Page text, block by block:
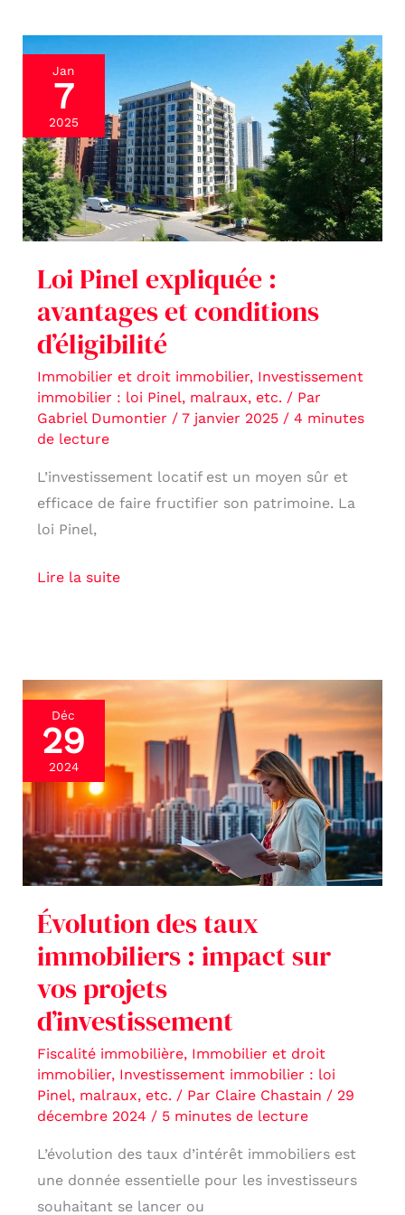
Jan
7
2025
Loi Pinel expliquée :
avantages et conditions
d’éligibilité
Immobilier et droit immobilier, Investissement
immobilier : loi Pinel, malraux, etc. / Par
Gabriel Dumontier / 7 janvier 2025 / 4 minutes
de lecture
L’investissement locatif est un moyen sûr et
efficace de faire fructifier son patrimoine. La
loi Pinel,
Loi
Pinel
expliquée
:
avantages
et
conditions
Lire la suite
Déc
29
2024
Évolution des taux
immobiliers : impact sur
vos projets
d’investissement
Fiscalité immobilière, Immobilier et droit
immobilier, Investissement immobilier : loi
Pinel, malraux, etc. / Par Claire Chastain / 29
décembre 2024 / 5 minutes de lecture
L’évolution des taux d’intérêt immobiliers est
une donnée essentielle pour les investisseurs
souhaitant se lancer ou
Évolution
des
taux
immobiliers
impact
sur
projets
d’investissement